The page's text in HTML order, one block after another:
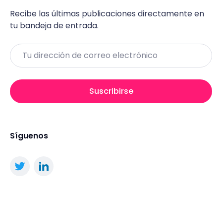
Recibe las últimas publicaciones directamente en
tu bandeja de entrada.
Email
Suscribirse
Síguenos